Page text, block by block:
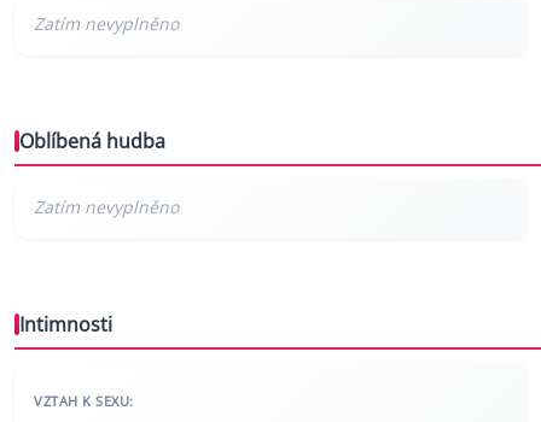
Oblíbená hudba
Intimnosti
VZTAH K SEXU: